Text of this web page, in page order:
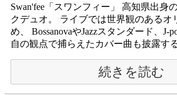
Swan'fee「スワンフィー」 高知県出身
クデュオ。 ライブでは世界観のあるオ
め、 BossanovaやJazzスタンダード、J-
自の観点で捕らえたカバー曲も披露す
続きを読む